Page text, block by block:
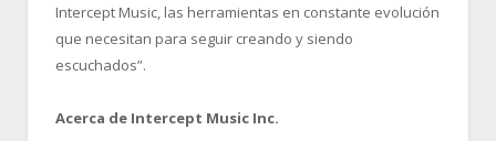
Intercept Music, las herramientas en constante evolución
que necesitan para seguir creando y siendo
escuchados”.
Acerca de Intercept Music Inc.